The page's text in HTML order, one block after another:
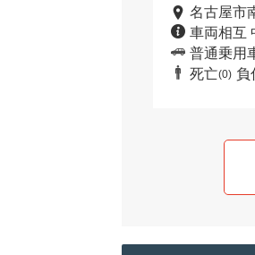
名古屋市
車両相互
普通乗用
死亡(0) 負